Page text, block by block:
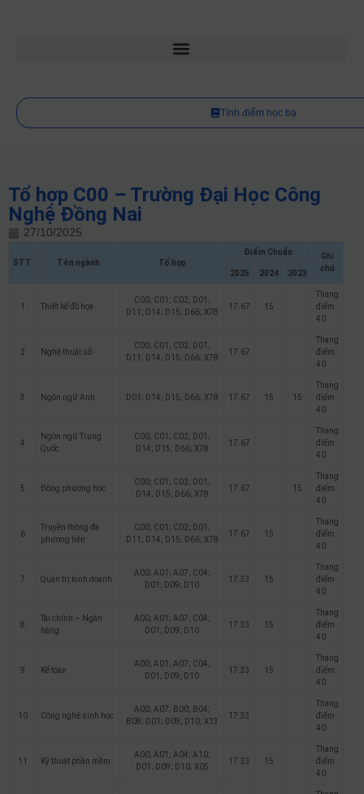
Tính điểm học bạ
Tổ hợp C00 – Trường Đại Học Công
Nghệ Đồng Nai
27/10/2025
STT Tên ngành Tổ hợp
Điểm Chuẩn
Ghi
chú
2025 2024 2023
1 Thiết kế đồ họa
C00; C01; C02; D01;
D11; D14; D15; D66; X78
17.67 15
Thang
điểm
40
2 Nghệ thuật số
C00; C01; C02; D01;
D11; D14; D15; D66; X78
17.67
Thang
điểm
40
3 Ngôn ngữ Anh D01; D14; D15; D66; X78 17.67 15 15
Thang
điểm
40
4
Ngôn ngữ Trung
Quốc
C00; C01; C02; D01;
D14; D15; D66; X78
17.67
Thang
điểm
40
5 Đông phương học
C00; C01; C02; D01;
D14; D15; D66; X78
17.67 15
Thang
điểm
40
6
Truyền thông đa
phương tiện
C00; C01; C02; D01;
D11; D14; D15; D66; X78
17.67 15
Thang
điểm
40
7 Quản trị kinh doanh
A00; A01; A07; C04;
D01; D09; D10
17.33 15
Thang
điểm
40
8
Tài chính – Ngân
hàng
A00; A01; A07; C04;
D01; D09; D10
17.33 15
Thang
điểm
40
9 Kế toán
A00; A01; A07; C04;
D01; D09; D10
17.33 15
Thang
điểm
40
10 Công nghệ sinh học
A00; A07; B00; B04;
B08; D01; D09; D10; X13
17.33
Thang
điểm
40
11 Kỹ thuật phần mềm
A00; A01; A04; A10;
D01; D09; D10; X05
17.33 15
Thang
điểm
40